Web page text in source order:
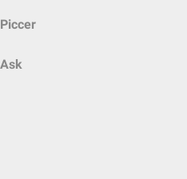
Piccer
Ask